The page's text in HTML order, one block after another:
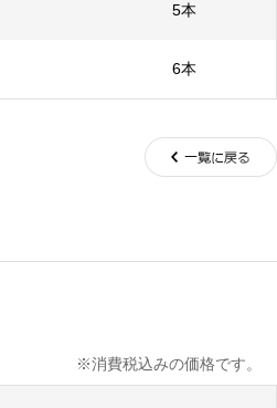
5本
6本
価格です。